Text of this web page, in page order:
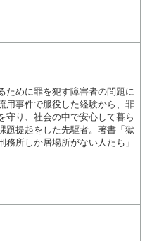
ために罪を犯す障害者の問題に
用事件で服役した経験から、罪
守り、社会の中で安心して暮ら
題提起をした先駆者。著書「獄
務所しか居場所がない人たち」